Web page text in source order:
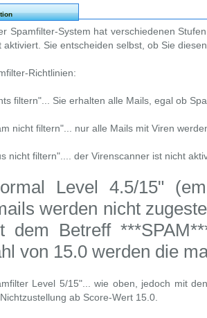
Spamfilter-System hat verschiedenen
aktiviert. Sie entscheiden selbst, ob Sie
Richtlinien:
filtern"... Sie erhalten alle Mails, egal ob
nicht filtern"... nur alle Mails mit Viren
nicht filtern".... der Virenscanner ist nicht
Level 4.5/15"
werden nicht
dem Betreff
von 15.0 werden die
Level 5/15"... wie oben, jedoch mit
ab Score-Wert 15.0.